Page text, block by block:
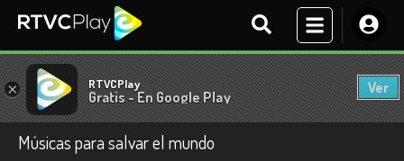
× RTVCPlay
Gratis - En Google Play
Ver
Músicas para salvar el mundo